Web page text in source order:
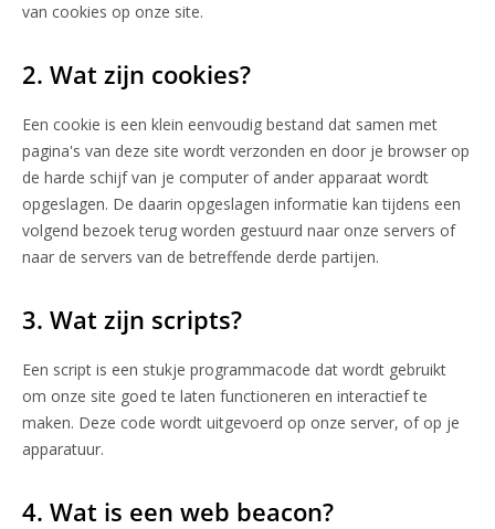
van cookies op onze site.
2. Wat zijn cookies?
Een cookie is een klein eenvoudig bestand dat samen met
pagina's van deze site wordt verzonden en door je browser op
de harde schijf van je computer of ander apparaat wordt
opgeslagen. De daarin opgeslagen informatie kan tijdens een
volgend bezoek terug worden gestuurd naar onze servers of
naar de servers van de betreffende derde partijen.
3. Wat zijn scripts?
Een script is een stukje programmacode dat wordt gebruikt
om onze site goed te laten functioneren en interactief te
maken. Deze code wordt uitgevoerd op onze server, of op je
apparatuur.
4. Wat is een web beacon?